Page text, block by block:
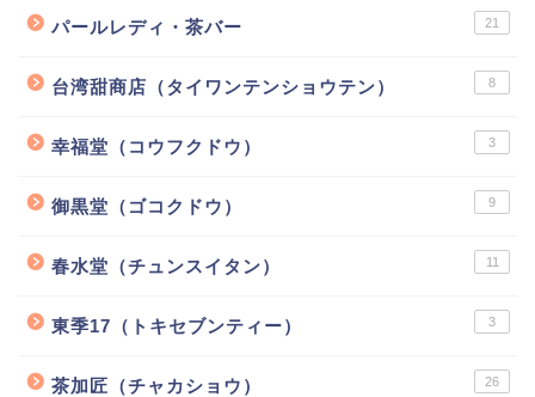
パールレディ・茶バー 21
台湾甜商店（タイワンテンショウテン） 8
幸福堂（コウフクドウ） 3
御黒堂（ゴコクドウ） 9
春水堂（チュンスイタン） 11
東季17（トキセブンティー） 3
茶加匠（チャカショウ） 26